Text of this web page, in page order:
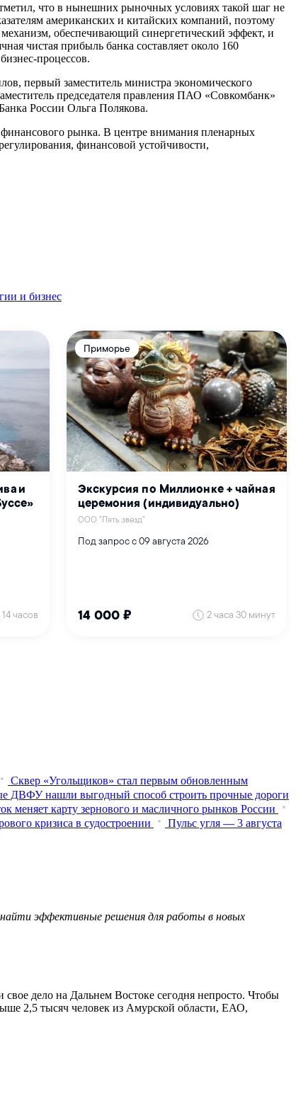
что в нынешних рыночных условиях такой шаг не
американских и китайских компаний, поэтому
обеспечивающий синергетический эффект, и
чистая прибыль банка составляет около 160
процессов.
первый заместитель министра экономического
председателя правления ПАО «Совкомбанк»
России Ольга Полякова.
рынка. В центре внимания пленарных
финансовой устойчивости,
и бизнес
Сквер «Угольщиков» стал первым обновленным
ДВФУ нашли выгодный способ строить прочные дороги
меняет карту зернового и масличного рынков России
кризиса в судостроении
Пульс угля — 3 августа
эффективные решения для работы в новых
дело на Дальнем Востоке сегодня непросто. Чтобы
2,5 тысяч человек из Амурской области, ЕАО,